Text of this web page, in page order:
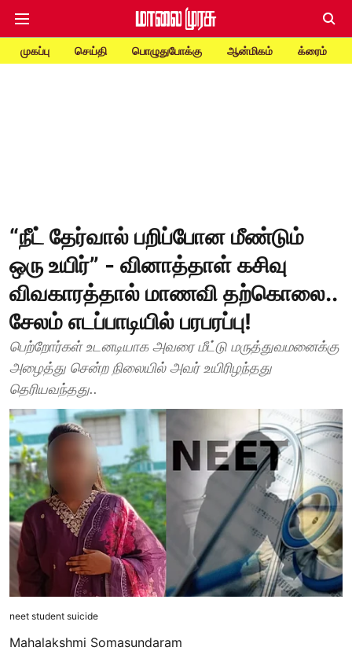
முகப்பு செய்தி பொழுதுபோக்கு ஆன்மிகம் க்ரைம்
“நீட் தேர்வால் பறிப்போன மீண்டும்
ஒரு உயிர்” - வினாத்தாள் கசிவு
விவகாரத்தால் மாணவி தற்கொலை..
சேலம் எடப்பாடியில் பரபரப்பு!
பெற்றோர்கள் உடனடியாக அவரை மீட்டு மருத்துவமனைக்கு
அழைத்து சென்ற நிலையில் அவர் உயிரிழந்தது
தெரியவந்தது..
neet student suicide
Mahalakshmi Somasundaram